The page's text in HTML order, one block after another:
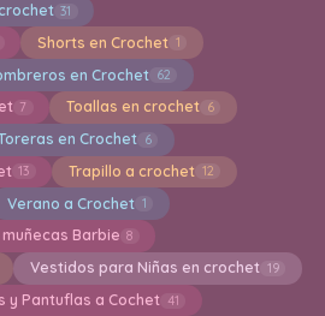
31
Shorts en Crochet 1
en Crochet 62
7 Toallas en crochet 6
en Crochet 6
13 Trapillo a crochet 12
Verano a Crochet 1
Barbie 8
Vestidos para Niñas en crochet 19
y Pantuflas a Cochet 41